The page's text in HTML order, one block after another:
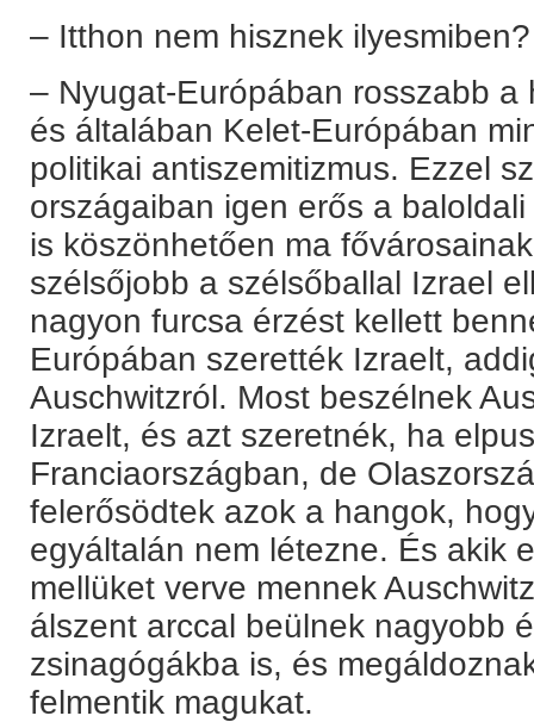
– Itthon nem hisznek ilyesmiben?
– Nyugat-Európában rosszabb a
és általában Kelet-Európában
politikai antiszemitizmus. Ezzel
országaiban igen erős a
is köszönhetően ma
szélsőjobb a szélsőballal Izrael
nagyon furcsa érzést kellett
Európában szerették Izraelt,
Auschwitzról. Most beszélnek
Izraelt, és azt szeretnék, ha
Franciaországban, de
felerősödtek azok a hangok,
egyáltalán nem létezne. És akik
mellüket verve mennek
álszent arccal beülnek nagyobb
zsinagógákba is, és
felmentik magukat.